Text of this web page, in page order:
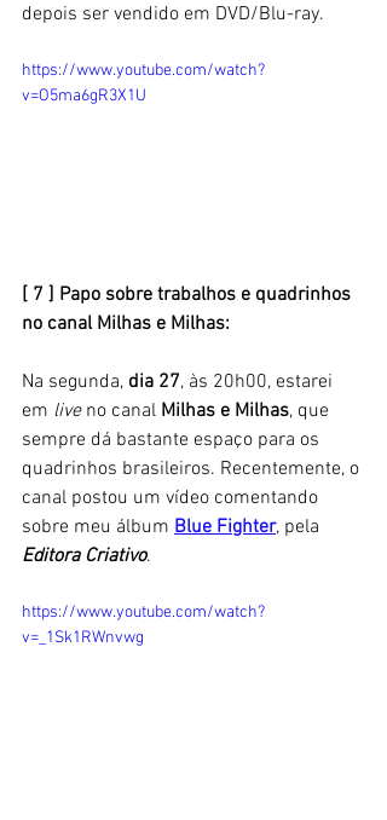
depois ser vendido em DVD/Blu-ray.
https://www.youtube.com/watch?
v=O5ma6gR3X1U
[ 7 ] Papo sobre trabalhos e quadrinhos
no canal Milhas e Milhas:
Na segunda, dia 27, às 20h00, estarei
em live no canal Milhas e Milhas, que
sempre dá bastante espaço para os
quadrinhos brasileiros. Recentemente, o
canal postou um vídeo comentando
sobre meu álbum Blue Fighter, pela
Editora Criativo.
https://www.youtube.com/watch?
v=_1Sk1RWnvwg